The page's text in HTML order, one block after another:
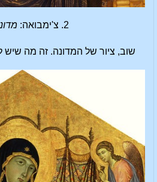
2. צ'ימבואה:
שוב, ציור של המדונה. זה מה שיש